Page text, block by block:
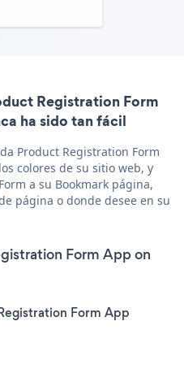
Registration Form
ha sido tan fácil
Product Registration Form
colores de su sitio web, y
a su Bookmark página,
página o donde desee en su
Form App on
Form App